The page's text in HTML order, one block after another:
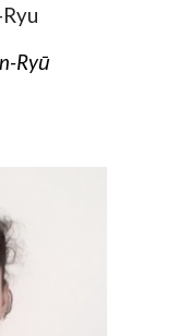
Ryū